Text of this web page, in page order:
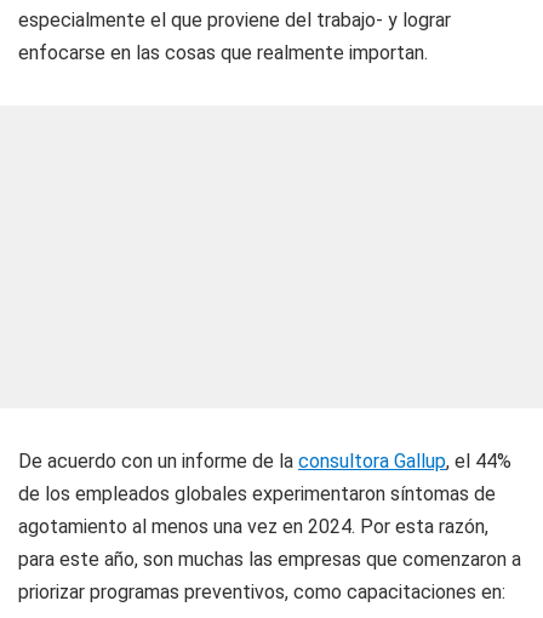
especialmente el que proviene del trabajo- y lograr
enfocarse en las cosas que realmente importan.
De acuerdo con un informe de la consultora Gallup, el 44%
de los empleados globales experimentaron síntomas de
agotamiento al menos una vez en 2024. Por esta razón,
para este año, son muchas las empresas que comenzaron a
priorizar programas preventivos, como capacitaciones en: